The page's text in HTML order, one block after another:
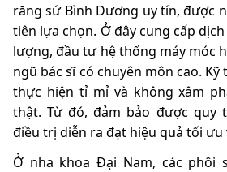
răng sứ Bình Dương uy tín, được
tiên lựa chọn. Ở đây cung cấp
lượng, đầu tư hệ thống máy móc
ngũ bác sĩ có chuyên môn cao.
thực hiện tỉ mỉ và không xâm
thật. Từ đó, đảm bảo được quy
điều trị diễn ra đạt hiệu quả tối ưu
Ở nha khoa Đại Nam, các phôi